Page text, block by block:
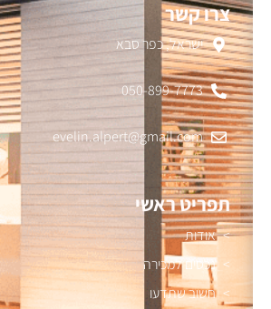
צרו קשר
ישראל, כפר סבא
050-899-7773
evelin.alpert@gmail.com
תפריט ראשי
אודות
נכסים למכירה
חשוב שתדעו